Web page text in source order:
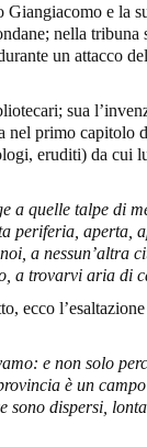
e la
nella tribuna
un attacco
sua
nel primo capitolo
eruditi) da cui
a quelle talpe di
periferia, aperta,
a nessun’altra
a trovarvi aria
ecco
e non solo
è un
sono dispersi,